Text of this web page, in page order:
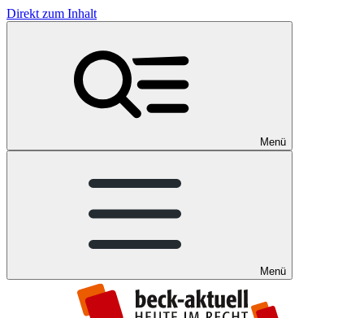
Direkt zum Inhalt
Menü
Menü